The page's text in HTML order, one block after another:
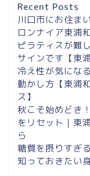
Recent Posts
川口市にお住ま
ロンナイア東浦
ピラティスが難
サインです【東
冷え性が気にな
動かし方【東浦
ス】
秋こそ始めどき
をリセット｜東
ら
糖質を摂りすぎ
知っておきたい